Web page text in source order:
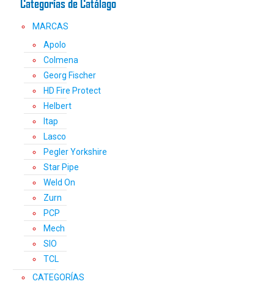
Categorías de Catálago
MARCAS
Apolo
Colmena
Georg Fischer
HD Fire Protect
Helbert
Itap
Lasco
Pegler Yorkshire
Star Pipe
Weld On
Zurn
PCP
Mech
SIO
TCL
CATEGORÍAS